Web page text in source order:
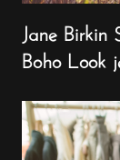
Jane
Boho Look